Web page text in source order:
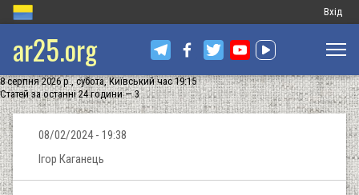
Меню
запису
Вхід
ar25.org
8 серпня 2026 р., субота, Київський час 19:15
Статей за останні 24 години — 3
08/02/2024 - 19:38
Ігор Каганець